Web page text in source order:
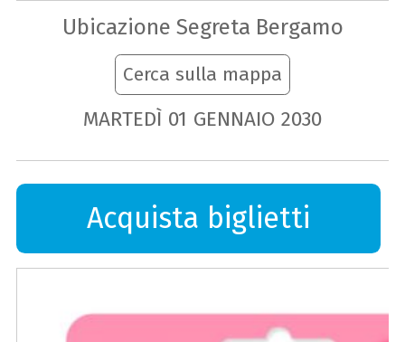
Ubicazione Segreta Bergamo
Cerca sulla mappa
MARTEDÌ 01 GENNAIO 2030
Acquista biglietti